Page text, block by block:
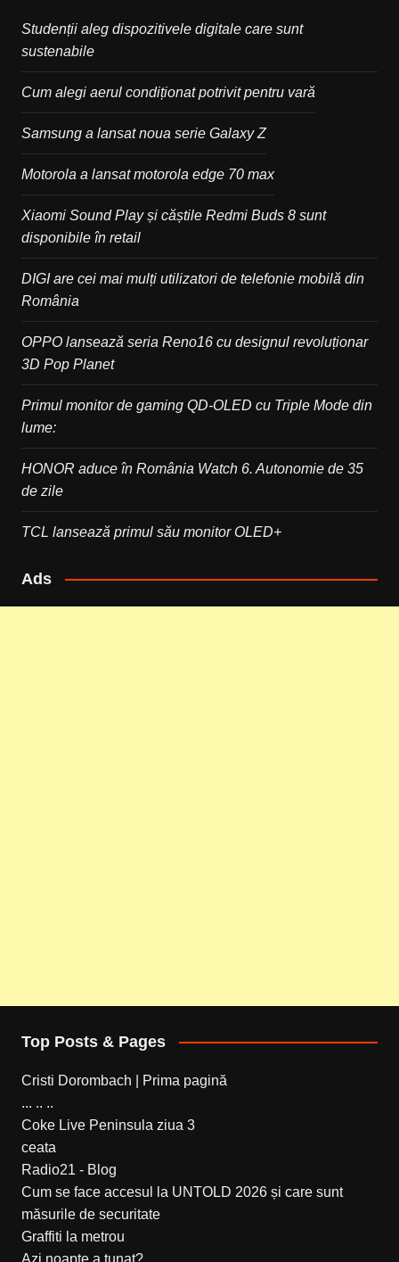
Studenții aleg dispozitivele digitale care sunt
sustenabile
Cum alegi aerul condiționat potrivit pentru vară
Samsung a lansat noua serie Galaxy Z
Motorola a lansat motorola edge 70 max
Xiaomi Sound Play și căștile Redmi Buds 8 sunt
disponibile în retail
DIGI are cei mai mulți utilizatori de telefonie mobilă din
România
OPPO lansează seria Reno16 cu designul revoluționar
3D Pop Planet
Primul monitor de gaming QD-OLED cu Triple Mode din
lume:
HONOR aduce în România Watch 6. Autonomie de 35
de zile
TCL lansează primul său monitor OLED+
Ads
Top Posts & Pages
Cristi Dorombach | Prima pagină
... .. ..
Coke Live Peninsula ziua 3
ceata
Radio21 - Blog
Cum se face accesul la UNTOLD 2026 și care sunt
măsurile de securitate
Graffiti la metrou
Azi noapte a tunat?